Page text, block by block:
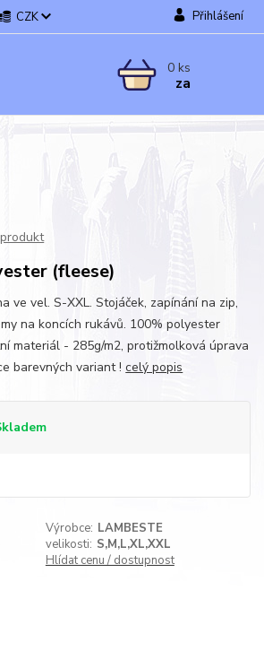
CZK Přihlášení
0 ks
za
(fleese)
ve vel. S-XXL. Stojáček, zapínání na zip,
na koncích rukávů. 100% polyester
materiál - 285g/m2, protižmolková úprava
barevných variant !celý popis
Výrobce: LAMBESTE
velikosti: S,M,L,XL,XXL
Hlídat cenu / dostupnost